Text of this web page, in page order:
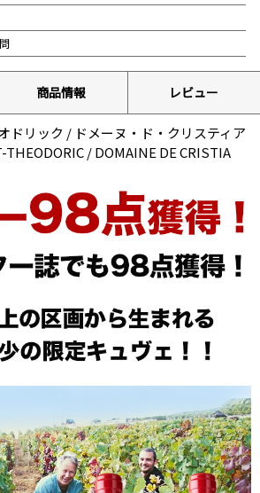
商品情報 レビュー
ドリック / ドメーヌ・ド・クリスティア
THEODORIC / DOMAINE DE CRISTIA